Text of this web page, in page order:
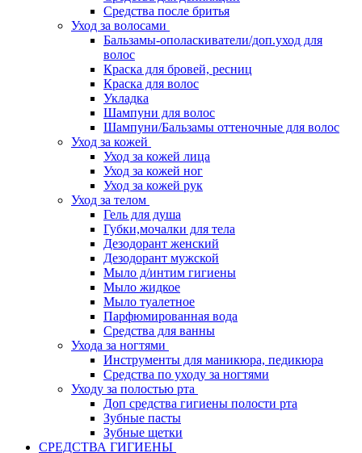
Средства после бритья
Уход за волосами
Бальзамы-ополаскиватели/доп.уход для
волос
Краска для бровей, ресниц
Краска для волос
Укладка
Шампуни для волос
Шампуни/Бальзамы оттеночные для волос
Уход за кожей
Уход за кожей лица
Уход за кожей ног
Уход за кожей рук
Уход за телом
Гель для душа
Губки,мочалки для тела
Дезодорант женский
Дезодорант мужской
Мыло д/интим гигиены
Мыло жидкое
Мыло туалетное
Парфюмированная вода
Средства для ванны
Ухода за ногтями
Инструменты для маникюра, педикюра
Средства по уходу за ногтями
Уходу за полостью рта
Доп средства гигиены полости рта
Зубные пасты
Зубные щетки
СРЕДСТВА ГИГИЕНЫ